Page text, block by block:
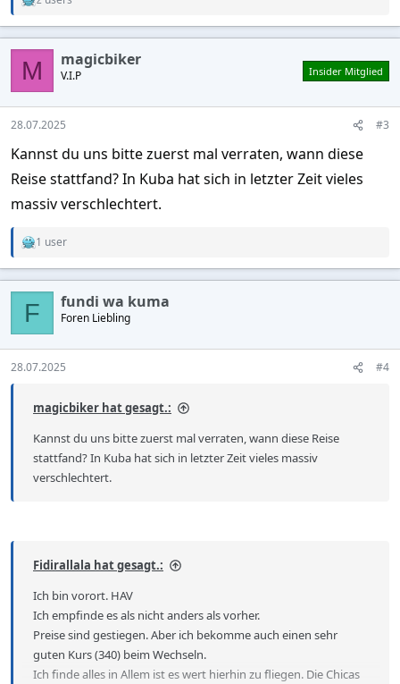
R
a
c
t
o
n
s
M magicbiker
V.I.P Insider Mitglied
28.07.2025 #3
Kannst du uns bitte zuerst mal verraten, wann diese
Reise stattfand? In Kuba hat sich in letzter Zeit vieles
massiv verschlechtert.
R
a
c
o
n
s
1 user
F fundi wa kuma
Foren Liebling
28.07.2025 #4
magicbiker hat gesagt.:
Kannst du uns bitte zuerst mal verraten, wann diese Reise
stattfand? In Kuba hat sich in letzter Zeit vieles massiv
verschlechtert.
Fidirallala hat gesagt.:
Ich bin vorort. HAV
Ich empfinde es als nicht anders als vorher.
Preise sind gestiegen. Aber ich bekomme auch einen sehr
guten Kurs (340) beim Wechseln.
Ich finde alles in Allem ist es wert hierhin zu fliegen. Die Chicas